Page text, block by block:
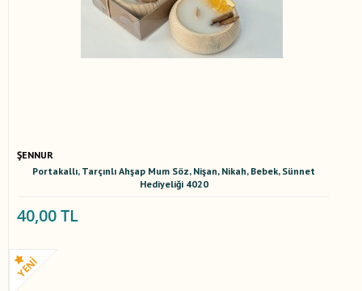
ŞENNUR
Portakallı, Tarçınlı Ahşap Mum Söz, Nişan, Nikah, Bebek, Sünnet
Hediyeliği 4020
40,00 TL